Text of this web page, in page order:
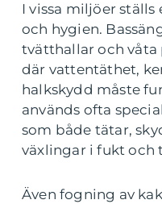
I vissa miljöer
och hygien.
tvätthallar och våta
där vattentäthet,
halkskydd måste
används ofta
som både tätar,
växlingar i fukt och
Även fogning av